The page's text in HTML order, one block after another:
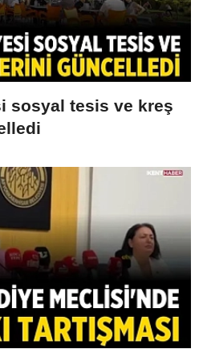
sosyal tesis ve kreş